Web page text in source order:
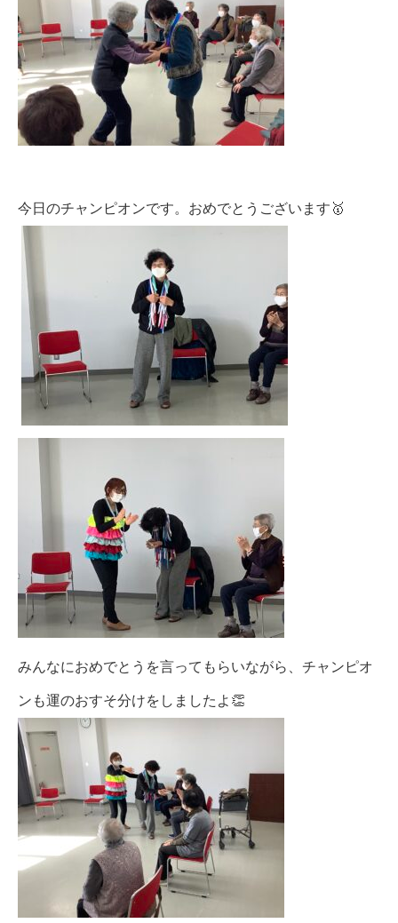
今日のチャンピオンです。おめでとうございます🥇
みんなにおめでとうを言ってもらいながら、チャンピオ
ンも運のおすそ分けをしましたよ👏